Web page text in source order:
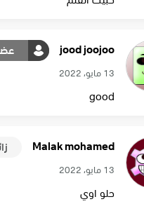
jood joojoo
13 مايو، 2022
good
Malak mohamed
13 مايو، 2022
حلو اوي